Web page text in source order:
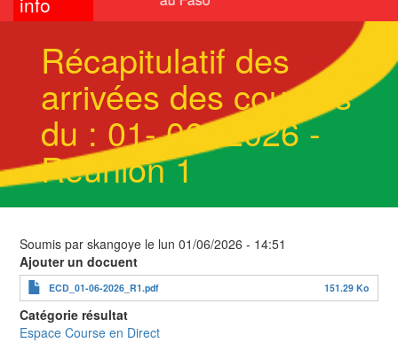
Récapitulatif des
arrivées des courses
du : 01- 06- 2026 -
Réunion 1
Soumis par skangoye le lun 01/06/2026 - 14:51
Ajouter un docuent
ECD_01-06-2026_R1.pdf 151.29 Ko
Catégorie résultat
Espace Course en Direct